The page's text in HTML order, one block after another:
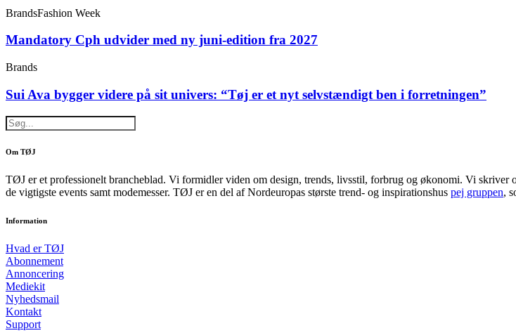
BrandsFashion Week
Mandatory Cph udvider med ny juni-edition fra 2027
Brands
Sui Ava bygger videre på sit univers: “Tøj er et nyt selvstændigt ben i forretningen”
Om TØJ
TØJ er et professionelt brancheblad. Vi formidler viden om design, trends, livsstil, forbrug og økonomi. Vi
de vigtigste events samt modemesser. TØJ er en del af Nordeuropas største trend- og inspirationshus pej gruppen,
Information
Hvad er TØJ
Abonnement
Annoncering
Mediekit
Nyhedsmail
Kontakt
Support